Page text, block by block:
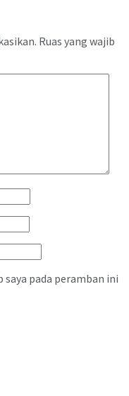
Ruas yang wajib
pada peramban ini